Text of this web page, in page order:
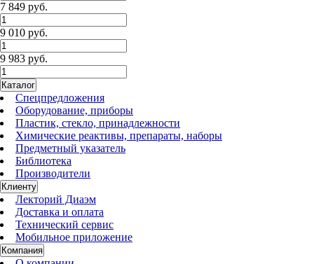
7 849 руб.
9 010 руб.
9 983 руб.
Каталог
Спецпредложения
Оборудование, приборы
Пластик, стекло, принадлежности
Химические реактивы, препараты, наборы
Предметный указатель
Библиотека
Производители
Клиенту
Лекторий Диаэм
Доставка и оплата
Технический сервис
Мобильное приложение
Компания